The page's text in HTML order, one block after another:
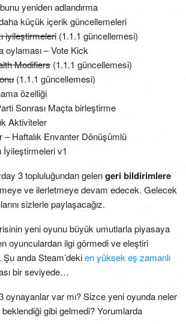
yeniden adlandırma
küçük içerik güncellemeleri
iyileştirmeleri (1.1.1 güncellemesi)
oylaması – Vote Kick
Modifiers (1.1.1 güncellemesi)
(1.1.1 güncellemesi)
özelliği
Sonrası Maçta birleştirme
Aktiviteler
– Haftalık Envanter Dönüşümlü
İyileştirmeleri v1
3 topluluğundan gelengeri bildirimlere
ve ilerletmeye devam edecek. Gelecek
sizlerle paylaşacağız.
yeni oyunu büyük umutlarla piyasaya
oyunculardan ilgi görmedi ve eleştiri
anda Steam’dekien yüksek eş zamanlı
bir seviyede…
oynayanlar var mı? Sizce yeni oyunda neler
beklendiği gibi gelmedi? Yorumlarda